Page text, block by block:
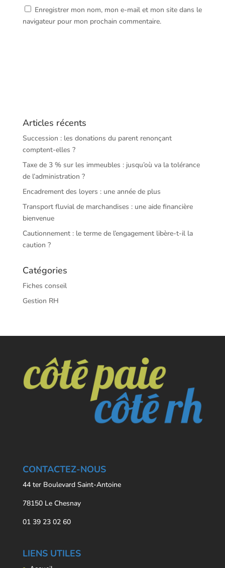
Enregistrer mon nom, mon e-mail et mon site dans le
navigateur pour mon prochain commentaire.
Articles récents
Succession : les donations du parent renonçant
comptent-elles ?
Taxe de 3 % sur les immeubles : jusqu’où va la tolérance
de l’administration ?
Encadrement des loyers : une année de plus
Transport fluvial de marchandises : une aide financière
bienvenue
Cautionnement : le terme de l’engagement libère-t-il la
caution ?
Catégories
Fiches conseil
Gestion RH
CONTACTEZ-NOUS
44 ter Boulevard Saint-Antoine
78150 Le Chesnay
01 39 23 02 60
LIENS UTILES